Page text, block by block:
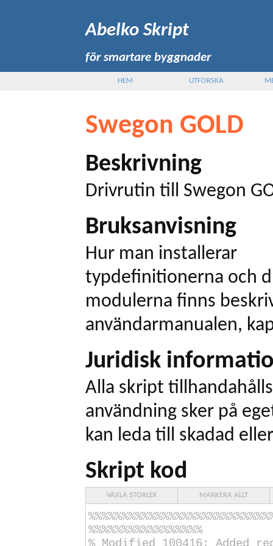
Abelko Skript
för smartare byggnader
HEM UTFORSKA
Swegon GOLD
Beskrivning
Drivrutin till Swegon
Bruksanvisning
Hur man installerar
typdefinitionerna och
modulerna finns
användarmanualen,
Juridisk
Alla skript
användning sker på
kan leda till skadad
Skript kod
VÄXLA STORLEK MARKERA ALLT
%%%%%%%%%%%%%%%%%